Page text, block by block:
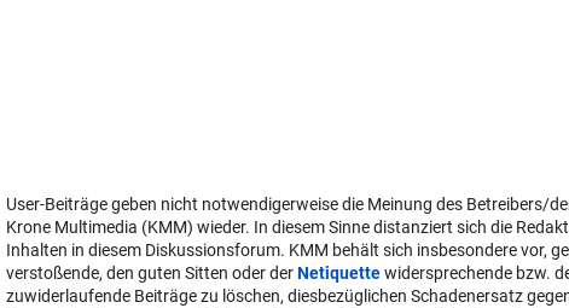
User-Beiträge geben nicht notwendigerweise die Meinung des Betreibers/
Krone Multimedia (KMM) wieder. In diesem Sinne distanziert sich die
Inhalten in diesem Diskussionsforum. KMM behält sich insbesondere vor,
verstoßende, den guten Sitten oder derNetiquettewidersprechende bzw.
zuwiderlaufende Beiträge zu löschen, diesbezüglichen Schadenersatz